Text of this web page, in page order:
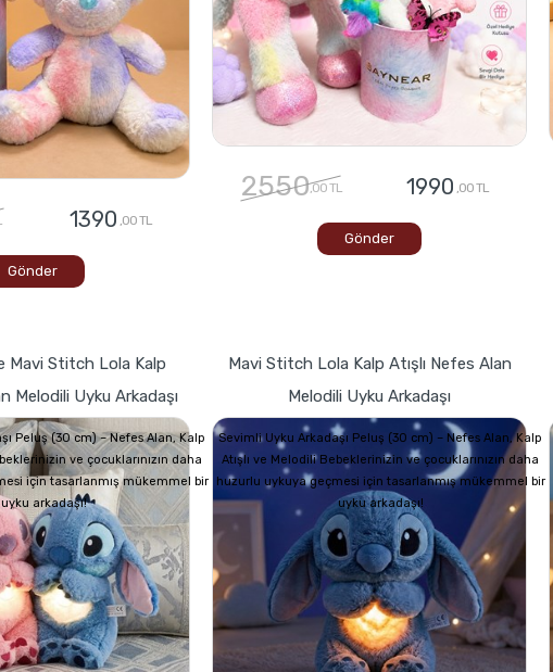
1390 ,00 TL
Gönder
2550,00 TL 1990 ,00 TL
Gönder
Mavi Stitch Lola Kalp
Melodili Uyku Arkadaşı
Peluş (30 cm) – Nefes Alan, Kalp
ve çocuklarınızın daha
için tasarlanmış mükemmel bir
uyku arkadaşı!
Mavi Stitch Lola Kalp Atışlı Nefes Alan
Melodili Uyku Arkadaşı
Sevimli Uyku Arkadaşı Peluş (30 cm) – Nefes Alan, Kalp
Atışlı ve Melodili Bebeklerinizin ve çocuklarınızın daha
huzurlu uykuya geçmesi için tasarlanmış mükemmel bir
uyku arkadaşı!